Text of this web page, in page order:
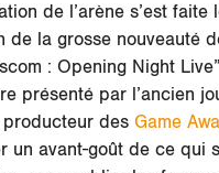
de l’arène s’est faite
de la grosse nouveauté
: Opening Night
présenté par l’ancien
producteur des Game
un avant-goût de ce qui